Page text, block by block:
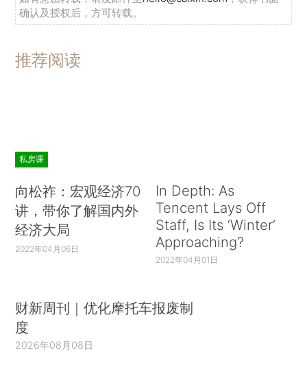
确认及授权后，方可转载。
推荐阅读
私房课
向松祚：宏观经济70
讲，带你了解国内外
经济大局
2022年04月06日
In Depth: As
Tencent Lays Off
Staff, Is Its ‘Winter’
Approaching?
2022年04月01日
财新周刊｜优化摩托车报废制
度
2026年08月08日